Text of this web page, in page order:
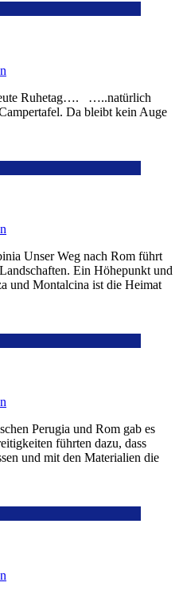
Ruhetag…. …..natürlich
Da bleibt kein Auge
Unser Weg nach Rom führt
Ein Höhepunkt und
und Montalcina ist die Heimat
Perugia und Rom gab es
führten dazu, dass
und mit den Materialien die